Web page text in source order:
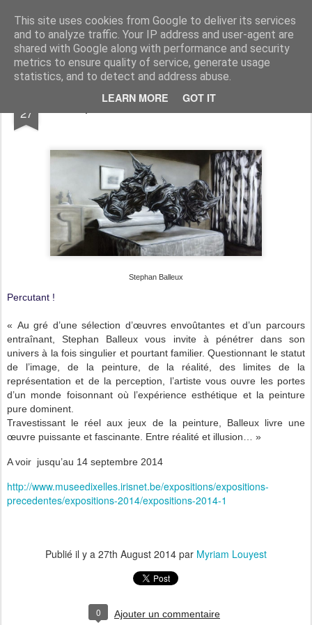
This site uses cookies from Google to deliver its services
and to analyze traffic. Your IP address and user-agent are
shared with Google along with performance and security
metrics to ensure quality of service, generate usage
statistics, and to detect and address abuse.
LEARN MORE GOT IT
myriamlouyest.be/blog
27 Stephan Balleux au Musée d'Ixelles
Stephan Balleux
Percutant !
« Au gré d’une sélection d’œuvres envoûtantes et d’un parcours
entraînant, Stephan Balleux vous invite à pénétrer dans son
univers à la fois singulier et pourtant familier. Questionnant le statut
de l’image, de la peinture, de la réalité, des limites de la
représentation et de la perception, l’artiste vous ouvre les portes
d’un monde foisonnant où l’expérience esthétique et la peinture
pure dominent.
Travestissant le réel aux jeux de la peinture, Balleux livre une
œuvre puissante et fascinante. Entre réalité et illusion… »
A voir jusqu’au 14 septembre 2014
http://www.museedixelles.irisnet.be/expositions/expositions-
precedentes/expositions-2014/expositions-2014-1
Publié il y a 27th August 2014 par Myriam Louyest
0 Ajouter un commentaire